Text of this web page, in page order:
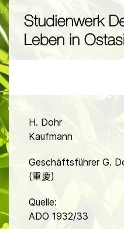
H. Dohr
Kaufmann
Geschäftsführer G.
(重慶)
Quelle:
ADO 1932/33